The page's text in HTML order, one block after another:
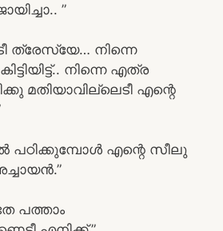
”
ത്രേസ്യേ… നിന്നെ
നിന്നെ എത്ര
മതിയാവില്ലെടീ എന്റെ
പഠിക്കുമ്പോൾ എന്റെ സീലു
പത്താം